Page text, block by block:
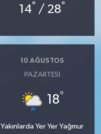
14° / 28°
10 AĞUSTOS
PAZARTESI
18°
Yakınlarda Yer Yer Yağmur